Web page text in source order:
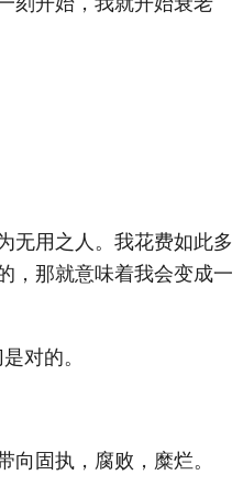
无用之人。我花费如此多
，那就意味着我会变成一
对的。
固执，腐败，糜烂。